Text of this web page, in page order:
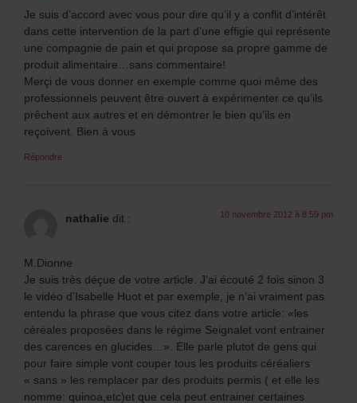
Je suis d’accord avec vous pour dire qu’il y a conflit d’intérêt
dans cette intervention de la part d’une effigie qui représente
une compagnie de pain et qui propose sa propre gamme de
produit alimentaire…sans commentaire!
Merçi de vous donner en exemple comme quoi même des
professionnels peuvent être ouvert à expérimenter ce qu’ils
prêchent aux autres et en démontrer le bien qu’ils en
reçoivent. Bien à vous
Répondre
nathalie dit : 10 novembre 2012 à 8:59 pm
M.Dionne
Je suis très déçue de votre article. J’ai écouté 2 fois sinon 3
le vidéo d’Isabelle Huot et par exemple, je n’ai vraiment pas
entendu la phrase que vous citez dans votre article: «les
céréales proposées dans le régime Seignalet vont entrainer
des carences en glucides…». Elle parle plutot de gens qui
pour faire simple vont couper tous les produits céréaliers
« sans » les remplacer par des produits permis ( et elle les
nomme: quinoa,etc)et que cela peut entrainer certaines